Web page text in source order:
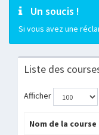
Un soucis !
Si vous avez une
Liste des
Afficher
Nom de la course